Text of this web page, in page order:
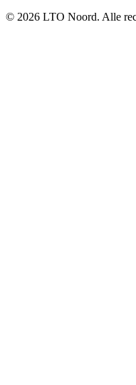
© 2026 LTO Noord. Alle